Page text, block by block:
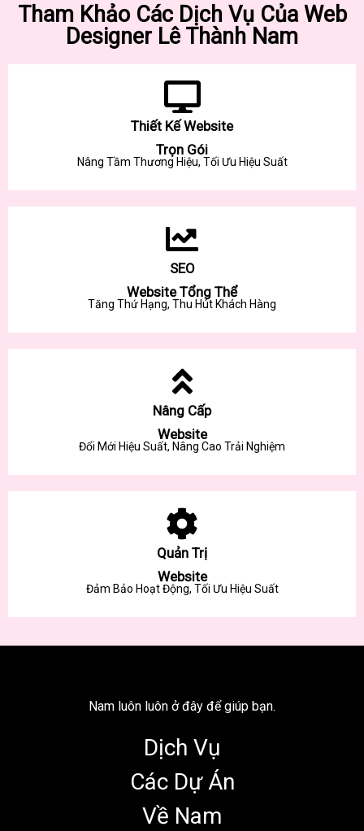
Tham Khảo Các Dịch Vụ Của Web
Designer Lê Thành Nam
Thiết Kế Website
Trọn Gói
Nâng Tầm Thương Hiệu, Tối Ưu Hiệu Suất
SEO
Website Tổng Thể
Tăng Thứ Hạng, Thu Hút Khách Hàng
Nâng Cấp
Website
Đổi Mới Hiệu Suất, Nâng Cao Trải Nghiệm
Quản Trị
Website
Đảm Bảo Hoạt Động, Tối Ưu Hiệu Suất
Nam luôn luôn ở đây để giúp bạn.
Dịch Vụ
Các Dự Án
Về Nam